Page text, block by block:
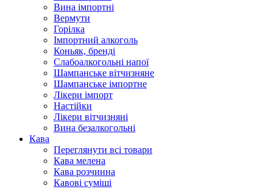
Вина імпортні
Вермути
Горілка
Імпортний алкоголь
Коньяк, бренді
Слабоалкогольні напої
Шампанське вітчизняне
Шампанське імпортне
Лікери імпорт
Настійки
Лікери вітчизняні
Вина безалкогольні
Кава
Переглянути всі товари
Кава мелена
Кава розчинна
Кавові суміші